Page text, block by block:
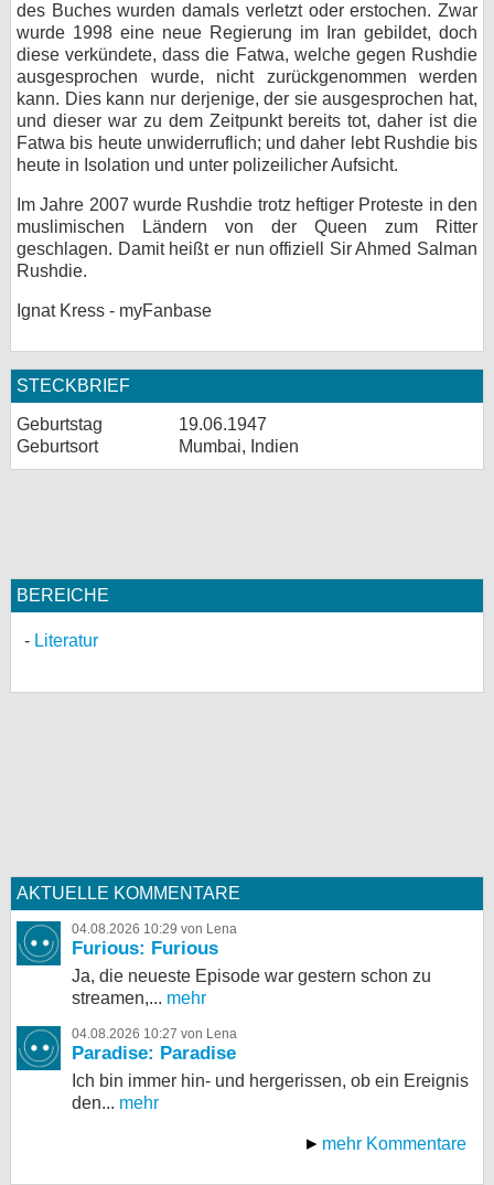
des Buches wurden damals verletzt oder erstochen. Zwar
wurde 1998 eine neue Regierung im Iran gebildet, doch
diese verkündete, dass die Fatwa, welche gegen Rushdie
ausgesprochen wurde, nicht zurückgenommen werden
kann. Dies kann nur derjenige, der sie ausgesprochen hat,
und dieser war zu dem Zeitpunkt bereits tot, daher ist die
Fatwa bis heute unwiderruflich; und daher lebt Rushdie bis
heute in Isolation und unter polizeilicher Aufsicht.
Im Jahre 2007 wurde Rushdie trotz heftiger Proteste in den
muslimischen Ländern von der Queen zum Ritter
geschlagen. Damit heißt er nun offiziell Sir Ahmed Salman
Rushdie.
Ignat Kress - myFanbase
STECKBRIEF
Geburtstag
19.06.1947
Geburtsort
Mumbai, Indien
BEREICHE
Literatur
AKTUELLE KOMMENTARE
04.08.2026 10:29 von Lena
Furious: Furious
Ja, die neueste Episode war gestern schon zu
streamen,... mehr
04.08.2026 10:27 von Lena
Paradise: Paradise
Ich bin immer hin- und hergerissen, ob ein Ereignis
den... mehr
mehr Kommentare